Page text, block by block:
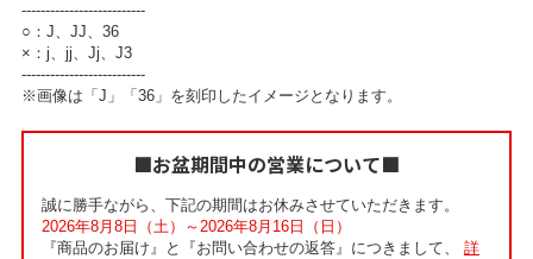
--------------------------
○：J、JJ、36
×：j、jj、Jj、J3
--------------------------
※画像は「J」「36」を刻印したイメージとなります。
■お盆期間中の営業について■
誠に勝手ながら、下記の期間はお休みさせていただきます。
2026年8月8日（土）～2026年8月16日（日）
『商品のお届け』と『お問い合わせの返答』につきまして、 詳